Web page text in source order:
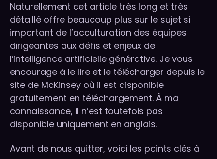
Naturellement cet article très long et très
détaillé offre beaucoup plus sur le sujet si
important de l’acculturation des équipes
dirigeantes aux défis et enjeux de
l’intelligence artificielle générative. Je vous
encourage à le lire et le télécharger depuis le
site de McKinsey où il est disponible
gratuitement en téléchargement. À ma
connaissance, il n’est toutefois pas
disponible uniquement en anglais.
Avant de nous quitter, voici les points clés à